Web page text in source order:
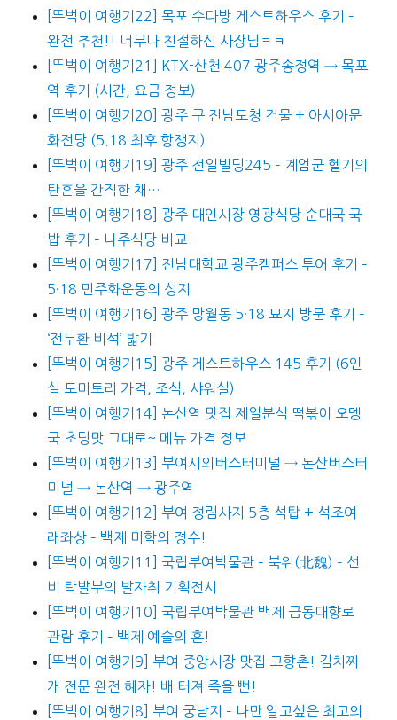
[뚜벅이 여행기22] 목포 수다방 게스트하우스 후기 –
완전 추천!! 너무나 친절하신 사장님ㅋㅋ
[뚜벅이 여행기21] KTX-산천 407 광주송정역 → 목포
역 후기 (시간, 요금 정보)
[뚜벅이 여행기20] 광주 구 전남도청 건물 + 아시아문
화전당 (5.18 최후 항쟁지)
[뚜벅이 여행기19] 광주 전일빌딩245 – 계엄군 헬기의
탄흔을 간직한 채…
[뚜벅이 여행기18] 광주 대인시장 영광식당 순대국 국
밥 후기 – 나주식당 비교
[뚜벅이 여행기17] 전남대학교 광주캠퍼스 투어 후기 –
5·18 민주화운동의 성지
[뚜벅이 여행기16] 광주 망월동 5·18 묘지 방문 후기 –
‘전두환 비석’ 밟기
[뚜벅이 여행기15] 광주 게스트하우스 145 후기 (6인
실 도미토리 가격, 조식, 샤워실)
[뚜벅이 여행기14] 논산역 맛집 제일분식 떡볶이 오뎅
국 초딩맛 그대로~ 메뉴 가격 정보
[뚜벅이 여행기13] 부여시외버스터미널 → 논산버스터
미널 → 논산역 → 광주역
[뚜벅이 여행기12] 부여 정림사지 5층 석탑 + 석조여
래좌상 – 백제 미학의 정수!
[뚜벅이 여행기11] 국립부여박물관 – 북위(北魏) – 선
비 탁발부의 발자취 기획전시
[뚜벅이 여행기10] 국립부여박물관 백제 금동대향로
관람 후기 – 백제 예술의 혼!
[뚜벅이 여행기9] 부여 중앙시장 맛집 고향촌! 김치찌
개 전문 완전 혜자! 배 터져 죽을 뻔!
[뚜벅이 여행기8] 부여 궁남지 – 나만 알고싶은 최고의